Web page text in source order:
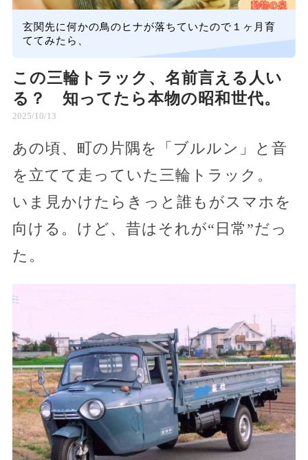
玄関先に何かの鳥のヒナが落ちていたので１ヶ月育
ててみたら、
この三輪トラック、名前言える人い
る？ 知ってたら本物の昭和世代。
2025/10/13
あの頃、町の片隅を「ブルルン」と音
を立てて走っていた三輪トラック。
いま見かけたらきっと誰もがスマホを
向ける。けど、昔はそれが“日常”だっ
た。